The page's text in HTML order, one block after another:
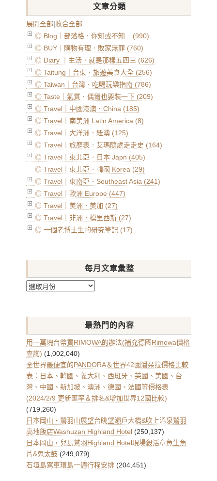
文章分類
展開全部|收合全部
◎ Blog｜部落格．你知或不知... (990)
◎ BUY｜購物有理．敗家無罪 (760)
◎ Diary ｜生活．就是那樣五四三 (626)
◎ Taitung｜台東．旅遊美食大全 (256)
◎ Taiwan｜台灣．吃喝玩樂指南 (786)
◎ Taste｜氣質．偶爾也要裝一下 (209)
◎ Travel｜中國港澳．China (185)
◎ Travel｜南美洲 Latin America (8)
◎ Travel｜大洋洲．紐澳 (125)
◎ Travel｜旅歷表．艾瑪隨處走走史 (164)
◎ Travel｜東北亞．日本 Japn (405)
◎ Travel｜東北亞．韓國 Korea (29)
◎ Travel｜東南亞．Southeast Asia (241)
◎ Travel｜歐洲 Europe (447)
◎ Travel｜美洲．美加 (27)
◎ Travel｜非洲．模里西斯 (27)
◎ 一個老博士生的研究筆記 (17)
每月文章彙整
每
章
整
最熱門的內容
用一萬塊台幣買RIMOWA的辦法(補充德國Rimowa價格
查詢) (1,002,040)
全世界最便宜的PANDORA＆世界42國潘朵拉價格比較
表：日本、韓國、義大利、西班牙、英國、美國、台
灣、中國、新加坡、澳洲、德國、法國等價格表
(2024/2/9 更新匯率＆排名&增加世界12國比較)
(719,260)
日本岡山・鷲羽山展望台眺望瀨戶大橋&吹上溫泉鷲羽
高地飯店Washuzan Highland Hotel (250,137)
日本岡山・兒島鷲羽Highland Hotel現場殺活章魚生魚
片&鬼太鼓 (249,079)
石垣島駕車環島一週行程安排 (204,451)